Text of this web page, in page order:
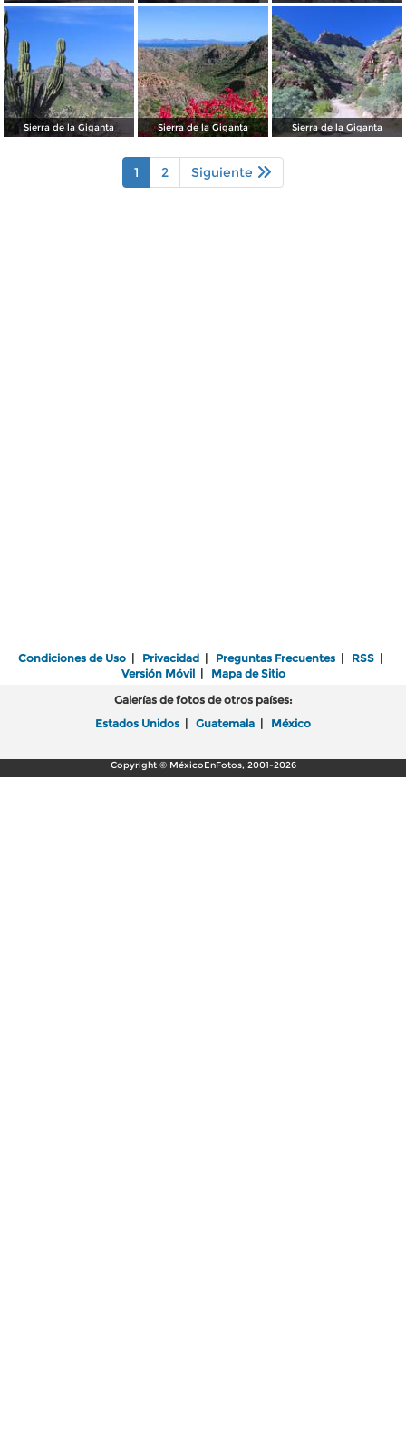
Sierra de la Giganta Sierra de la Giganta Sierra de la Giganta
1 2 Siguiente
Condiciones de Uso | Privacidad | Preguntas Frecuentes | RSS |
Versión Móvil| Mapa de Sitio
Galerías de fotos de otros países:
Estados Unidos | Guatemala | México
Copyright © MéxicoEnFotos, 2001-2026